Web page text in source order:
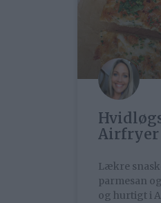
Airfryer
Lækre
parmesan
og hurtigt i